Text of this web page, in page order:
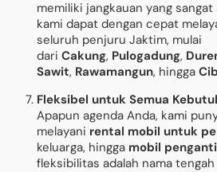
memiliki jangkauan yang
kami dapat dengan cepat
seluruh penjuru Jaktim, mulai
dariCakung, Pulogadung,
Sawit, Rawamangun, hingga
Fleksibel untuk Semua
Apapun agenda Anda, kami
melayani rental mobil untuk
keluarga, hingga mobil
fleksibilitas adalah nama tengah